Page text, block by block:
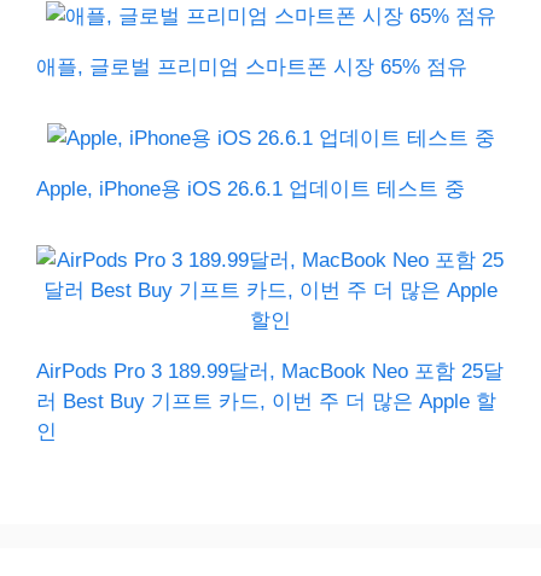
애플, 글로벌 프리미엄 스마트폰 시장 65% 점유
Apple, iPhone용 iOS 26.6.1 업데이트 테스트 중
AirPods Pro 3 189.99달러, MacBook Neo 포함 25달
러 Best Buy 기프트 카드, 이번 주 더 많은 Apple 할
인